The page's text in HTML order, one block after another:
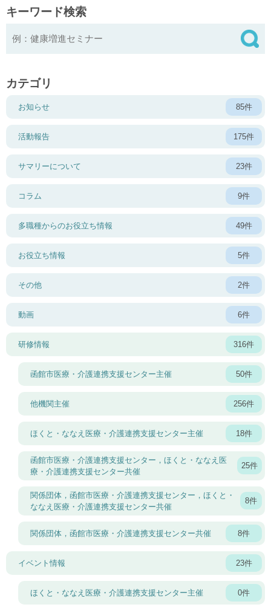
キーワード検索
カテゴリ
お知らせ 85件
活動報告 175件
サマリーについて 23件
コラム 9件
多職種からのお役立ち情報 49件
お役立ち情報 5件
その他 2件
動画 6件
研修情報 316件
函館市医療・介護連携支援センター主催 50件
他機関主催 256件
ほくと・ななえ医療・介護連携支援センター主催 18件
函館市医療・介護連携支援センター，ほくと・ななえ医
療・介護連携支援センター共催
25件
関係団体，函館市医療・介護連携支援センター，ほくと・
ななえ医療・介護連携支援センター共催
8件
関係団体，函館市医療・介護連携支援センター共催 8件
イベント情報 23件
ほくと・ななえ医療・介護連携支援センター主催 0件